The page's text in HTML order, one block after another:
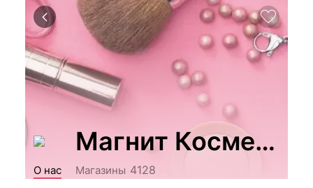
Магнит Косметик
О нас Магазины 4128